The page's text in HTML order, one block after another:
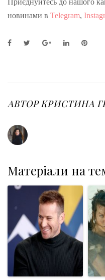
Приєднуйтесь до нашого
новинами в Telegram,
o
k
r
+
I
n
e
s
АВТОРКРИСТИНА
Матеріали на